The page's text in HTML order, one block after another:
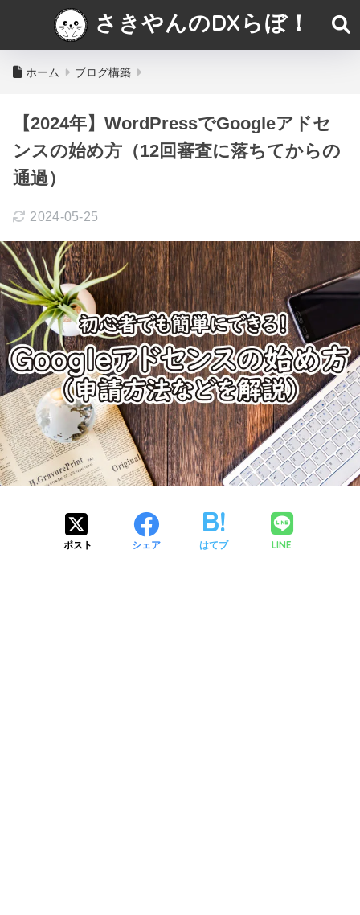
さきやんのDXらぼ！
ホーム ブログ構築
【2024年】WordPressでGoogleアドセ
ンスの始め方（12回審査に落ちてからの
通過）
2024-05-25
ポスト シェア はてブ LINE